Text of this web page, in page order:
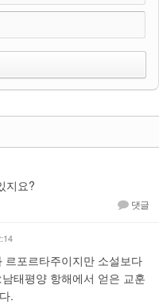
지요?
댓글
르포르타주이지만 소설보다
태평양 항해에서 얻은 교훈
.